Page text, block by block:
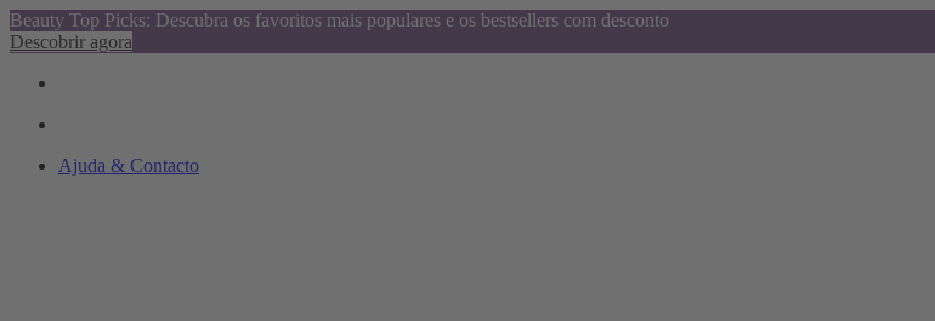
Beauty Top Picks: Descubra os favoritos mais populares e os bestsellers com desconto
Descobrir agora
Ajuda & Contacto